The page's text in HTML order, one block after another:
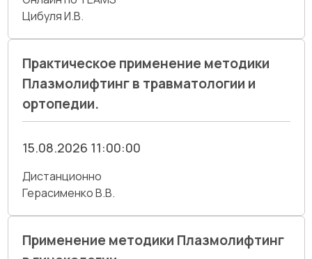
Цибуля И.В.
Практическое применение методики
Плазмолифтинг в травматологии и
ортопедии.
15.08.2026 11:00:00
Дистанционно
Герасименко В.В.
Применение методики Плазмолифтинг